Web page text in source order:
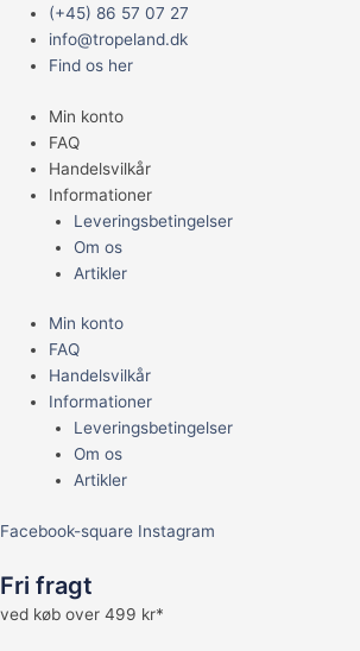
indholdet
(+45) 86 57 07 27
info@tropeland.dk
Find os her
Min konto
FAQ
Handelsvilkår
Informationer
Leveringsbetingelser
Om os
Artikler
Min konto
FAQ
Handelsvilkår
Informationer
Leveringsbetingelser
Om os
Artikler
Facebook-square Instagram
Fri fragt
ved køb over 499 kr*
Main
Menu
TLC
Soft
snack
&
tun
50g
antal